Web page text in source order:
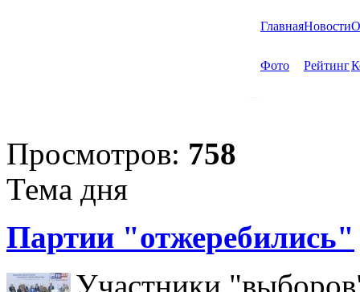
ГлавнаяНовости
Фото Рейтинг
Просмотров: 758
Тема дня
Партии "отжеребились"